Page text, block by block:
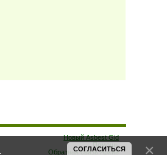
Новый Asbest Gid
Помощь
Обратная связь Архив
СОГЛАСИТЬСЯ